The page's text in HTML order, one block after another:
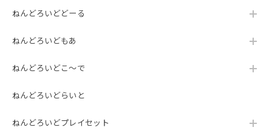
ねんどろいどどーる
ねんどろいどもあ
ねんどろいどこ～で
ねんどろいどらいと
ねんどろいどプレイセット